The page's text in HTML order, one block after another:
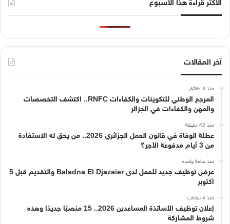
الأكثر قراءة هذا الأسبوع
آخر المقالات
منذ 3 دقائق
المرجع الوطني للتكوينات والكفاءات RNFC.. اكتشف التخصصات
والمهن والكفاءات في الجزائر
منذ 42 دقيقة
عطلة الوفاة في قانون العمل الجزائري 2026.. من يحق له الاستفادة
من 3 أيام مدفوعة الأجر؟
منذ ساعة واحدة
عرض توظيف جديد للعمل لدى Baladna El Djazaier والتقديم قبل 5
أكتوبر
منذ 4 ساعات
إعلان توظيف الأساتذة المساعدين 2026.. 15 منصبًا جديدًا وهذه
شروط المشاركة